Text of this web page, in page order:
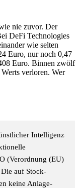
nie zuvor. Der
DeFi Technologies
wie selten
Euro, nur noch 0,47
Euro. Binnen zwölf
verloren. Wer
Intelligenz
(Verordnung (EU)
Die auf Stock-
keine Anlage-